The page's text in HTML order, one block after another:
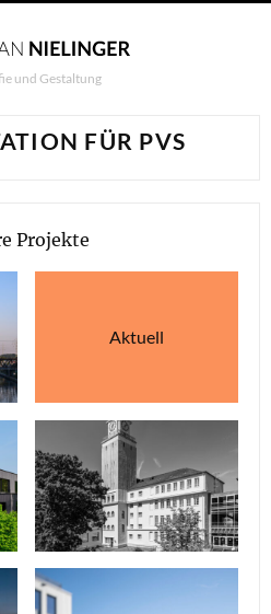
und Gestaltung
Projekte
Aktuell
FÜR PVS